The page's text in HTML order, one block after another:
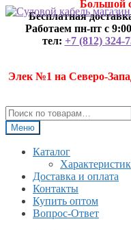
Перейти
навигации
Перейти
содержимому
Большой
Бесплатная
Работаем пн-пт с
тел: +7 (812) 324-
Элек №1 на Северо-
Искать:
Меню
Каталог
Доставка и оплата
Контакты
Купить оптом
Вопрос-Ответ